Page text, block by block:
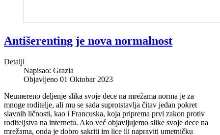
Antišerenting je nova normalnost
Detalji
Napisao: Grazia
Objavljeno 01 Oktobar 2023
Neumereno deljenje slika svoje dece na mrežama norma je za
mnoge roditelje, ali mu se sada suprotstavlja čitav jedan pokret
slavnih ličnosti, kao i Francuska, koja priprema prvi zakon protiv
roditeljstva na internetu. Ako već objavljujemo slike svoje dece na
mrežama, onda je dobro sakriti im lice ili napraviti umetničku